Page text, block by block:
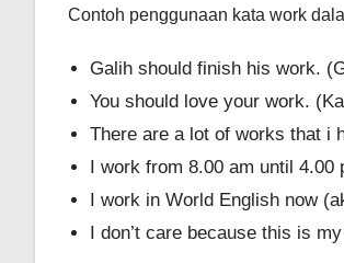
Contoh penggunaan kata work
Galih should finish his work.
You should love your work.
There are a lot of works that i
I work from 8.00 am until 4.00
I work in World English now
I don’t care because this is